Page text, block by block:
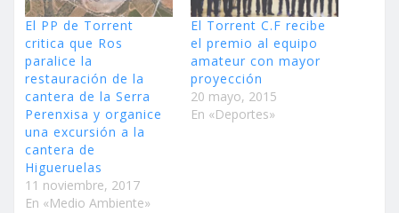
El PP de Torrent
critica que Ros
paralice la
restauración de la
cantera de la Serra
Perenxisa y organice
una excursión a la
cantera de
Higueruelas
11 noviembre, 2017
En «Medio Ambiente»
El Torrent C.F recibe
el premio al equipo
amateur con mayor
proyección
20 mayo, 2015
En «Deportes»